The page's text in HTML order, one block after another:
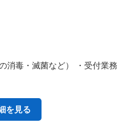
毒・滅菌など） ・受付業
を見る